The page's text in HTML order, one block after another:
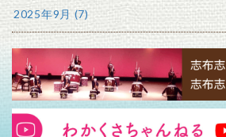
2025年9月 (7)